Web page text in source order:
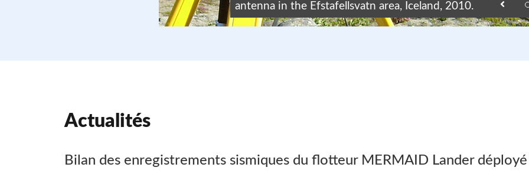
antenna in the Efstafellsvatn area, Iceland, 2010.
Actualités
Bilan des enregistrements sismiques du flotteur MERMAID Lander déployé